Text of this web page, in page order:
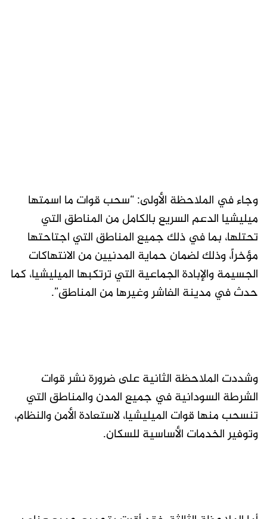
وجاء في الملاحظة الأولى: “سحب قوات ما اسمتها
ميليشيا الدعم السريع بالكامل من المناطق التي
تحتلها، بما في ذلك جميع المناطق التي اجتاحتها
مؤخراً، وذلك لضمان حماية المدنيين من الانتهاكات
الجسيمة والإبادة الجماعية التي ترتكبها الميليشيا، كما
حدث في مدينة الفاشر وغيرها من المناطق”.
وشددت الملاحظة الثانية على ضرورة نشر قوات
الشرطة السودانية في جميع المدن والمناطق التي
تنسحب منها قوات الميليشيا، لاستعادة الأمن والنظام،
وتوفير الخدمات الأساسية للسكان.